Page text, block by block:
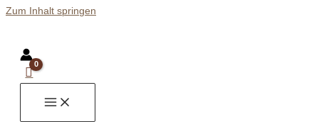
Zum Inhalt springen